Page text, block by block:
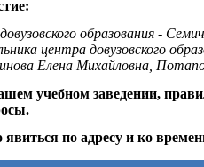
образования -
центра довузовского
Елена Михайловна,
учебном заведении,
явиться по адресу и ко